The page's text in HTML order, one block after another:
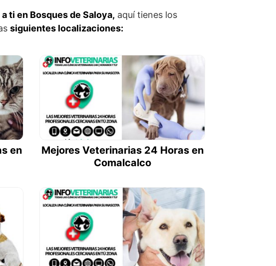
ti en Bosques de Saloya, aquí tienes los
siguientes localizaciones:
en
Mejores Veterinarias 24 Horas en
Comalcalco